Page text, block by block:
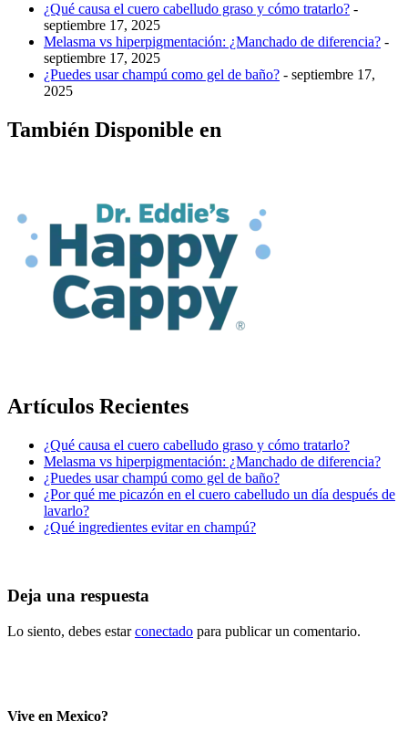
¿Qué causa el cuero cabelludo graso y cómo tratarlo? -
septiembre 17, 2025
Melasma vs hiperpigmentación: ¿Manchado de diferencia? -
septiembre 17, 2025
¿Puedes usar champú como gel de baño? - septiembre 17,
2025
También Disponible en
Artículos Recientes
¿Qué causa el cuero cabelludo graso y cómo tratarlo?
Melasma vs hiperpigmentación: ¿Manchado de diferencia?
¿Puedes usar champú como gel de baño?
¿Por qué me picazón en el cuero cabelludo un día después de
lavarlo?
¿Qué ingredientes evitar en champú?
Deja una respuesta
Lo siento, debes estarconectado para publicar un comentario.
Vive en Mexico?